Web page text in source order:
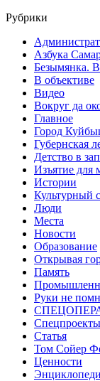
Рубрики
Азбука
Безымянка.
В объективе
Видео
Вокруг да
Главное
Город
Губернская
Детство в
Изъятие
Истории
Культурный
Люди
Места
Новости
Образование
Открывая
Память
Руки не
Спецпроекты
Статья
Том Сойер
Ценности